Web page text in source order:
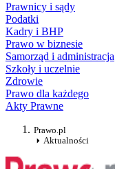
Prawnicy i sądy
Podatki
Kadry i BHP
Prawo w biznesie
Samorząd i administracja
Szkoły i uczelnie
Zdrowie
Prawo dla każdego
Akty Prawne
Prawo.pl
Aktualności